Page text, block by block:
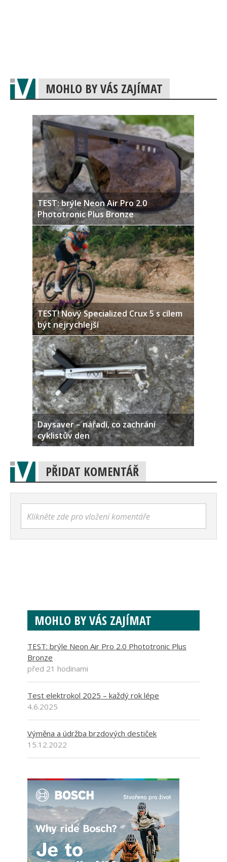
MOHLO BY VÁS ZAJÍMAT
TEST: brýle Neon Air Pro 2.0
Phototronic Plus Bronze
TEST! Nový Specialized Crux 5 s cílem
být nejrychlejší
Daysaver – nářadí, co zachrání
cyklistův den
PŘIDAT KOMENTÁŘ
Klikněte zde pro vložení komentáře
MOHLO BY VÁS ZAJÍMAT
TEST: brýle Neon Air Pro 2.0 Phototronic Plus
Bronze
před 21 hodinami
Test elektrokol 2025 – každý rok lépe
4.6.2025
Výměna a údržba brzdových destiček
15.12.2022